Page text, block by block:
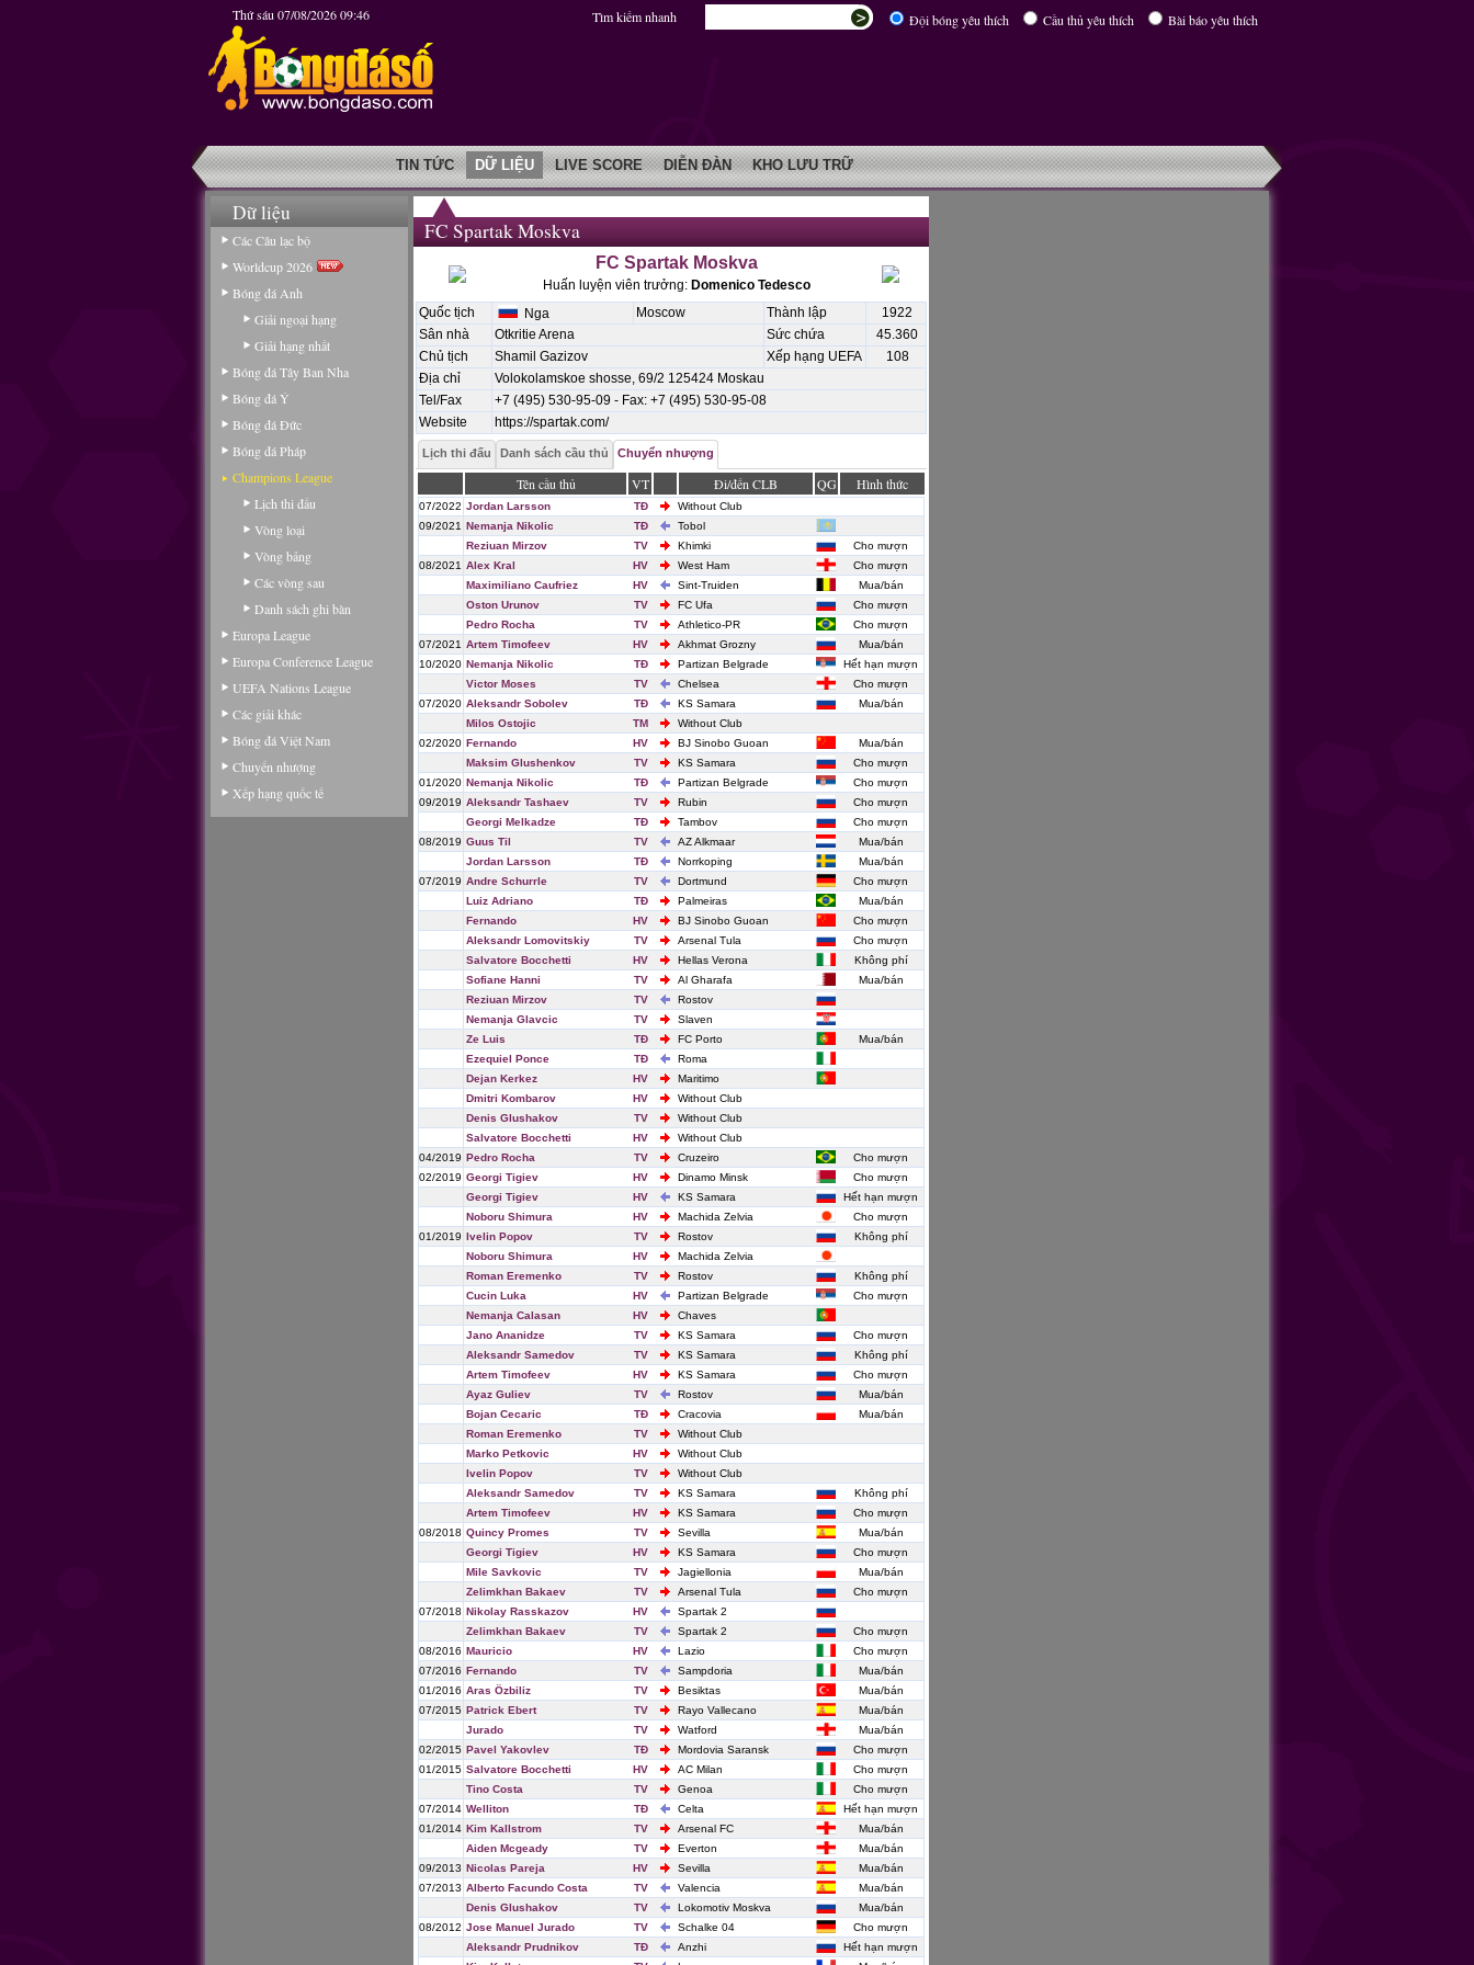
Thứ sáu 07/08/2026 09:46 Đội bóng yêu thích Cầu thủ yêu thích Bài báo yêu thích
Tìm kiếm nhanh
TIN TỨC DỮ LIỆU LIVE SCORE DIỄN ĐÀN KHO LƯU TRỮ
Dữ liệu
Các Câu lạc bộ
Worldcup 2026
Bóng đá Anh
Giải ngoại hạng
Giải hạng nhất
Bóng đá Tây Ban Nha
Bóng đá Ý
Bóng đá Đức
Bóng đá Pháp
Champions League
Lịch thi đấu
Vòng loại
Vòng bảng
Các vòng sau
Danh sách ghi bàn
Europa League
Europa Conference League
UEFA Nations League
Các giải khác
Bóng đá Việt Nam
Chuyển nhượng
Xếp hạng quốc tế
FC Spartak Moskva
FC Spartak Moskva
Huấn luyện viên trưởng: Domenico Tedesco
Quốc tịch
Nga Moscow Thành lập
1922
Sân nhà
Otkritie Arena Sức chứa
45.360
Chủ tịch
Shamil Gazizov Xếp hạng UEFA
108
Địa chỉ
Volokolamskoe shosse, 69/2 125424 Moskau
Tel/Fax
+7 (495) 530-95-09 - Fax: +7 (495) 530-95-08
Website
https://spartak.com/
Lịch thi đấu Danh sách cầu thủ Chuyển nhượng
Tên cầu thủ VT Đi/đến CLB QG Hình thức
07/2022 Jordan Larsson TĐ
Without Club
09/2021 Nemanja Nikolic TĐ
Tobol
Reziuan Mirzov
TV Khimki
Cho mượn
08/2021 Alex Kral HV West Ham
Cho mượn
Maximiliano Caufriez
HV Sint-Truiden
Mua/bán
Oston Urunov
TV FC Ufa
Cho mượn
Pedro Rocha
TV Athletico-PR
Cho mượn
07/2021 Artem Timofeev HV Akhmat Grozny
Mua/bán
10/2020 Nemanja Nikolic TĐ Partizan Belgrade
Hết hạn mượn
Victor Moses
TV Chelsea
Cho mượn
07/2020 Aleksandr Sobolev TĐ KS Samara
Mua/bán
Milos Ostojic
TM
Without Club
02/2020 Fernando HV BJ Sinobo Guoan
Mua/bán
Maksim Glushenkov
TV KS Samara
Cho mượn
01/2020 Nemanja Nikolic TĐ Partizan Belgrade
Cho mượn
09/2019 Aleksandr Tashaev TV Rubin
Cho mượn
Georgi Melkadze
TĐ Tambov
Cho mượn
08/2019 Guus Til TV AZ Alkmaar
Mua/bán
Jordan Larsson
TĐ Norrkoping
Mua/bán
07/2019 Andre Schurrle TV Dortmund
Cho mượn
Luiz Adriano
TĐ Palmeiras
Mua/bán
Fernando
HV BJ Sinobo Guoan
Cho mượn
Aleksandr Lomovitskiy
TV Arsenal Tula
Cho mượn
Salvatore Bocchetti
HV Hellas Verona
Không phí
Sofiane Hanni
TV Al Gharafa
Mua/bán
Reziuan Mirzov
TV
Rostov
Nemanja Glavcic
TV
Slaven
Ze Luis
TĐ FC Porto
Mua/bán
Ezequiel Ponce
TĐ
Roma
Dejan Kerkez
HV
Maritimo
Dmitri Kombarov
HV
Without Club
Denis Glushakov
TV
Without Club
Salvatore Bocchetti
HV
Without Club
04/2019 Pedro Rocha TV Cruzeiro
Cho mượn
02/2019 Georgi Tigiev HV Dinamo Minsk
Cho mượn
Georgi Tigiev
HV KS Samara
Hết hạn mượn
Noboru Shimura
HV Machida Zelvia
Cho mượn
01/2019 Ivelin Popov TV Rostov
Không phí
Noboru Shimura
HV
Machida Zelvia
Roman Eremenko
TV Rostov
Không phí
Cucin Luka
HV Partizan Belgrade
Cho mượn
Nemanja Calasan
HV
Chaves
Jano Ananidze
TV KS Samara
Cho mượn
Aleksandr Samedov
TV KS Samara
Không phí
Artem Timofeev
HV KS Samara
Cho mượn
Ayaz Guliev
TV Rostov
Mua/bán
Bojan Cecaric
TĐ Cracovia
Mua/bán
Roman Eremenko
TV
Without Club
Marko Petkovic
HV
Without Club
Ivelin Popov
TV
Without Club
Aleksandr Samedov
TV KS Samara
Không phí
Artem Timofeev
HV KS Samara
Cho mượn
08/2018 Quincy Promes TV Sevilla
Mua/bán
Georgi Tigiev
HV KS Samara
Cho mượn
Mile Savkovic
TV Jagiellonia
Mua/bán
Zelimkhan Bakaev
TV Arsenal Tula
Cho mượn
07/2018 Nikolay Rasskazov HV
Spartak 2
Zelimkhan Bakaev
TV Spartak 2
Cho mượn
08/2016 Mauricio HV Lazio
Cho mượn
07/2016 Fernando TV Sampdoria
Mua/bán
01/2016 Aras Özbiliz TV Besiktas
Mua/bán
07/2015 Patrick Ebert TV Rayo Vallecano
Mua/bán
Jurado
TV Watford
Mua/bán
02/2015 Pavel Yakovlev TĐ Mordovia Saransk
Cho mượn
01/2015 Salvatore Bocchetti HV AC Milan
Cho mượn
Tino Costa
TV Genoa
Cho mượn
07/2014 Welliton TĐ Celta
Hết hạn mượn
01/2014 Kim Kallstrom TV Arsenal FC
Mua/bán
Aiden Mcgeady
TV Everton
Mua/bán
09/2013 Nicolas Pareja HV Sevilla
Mua/bán
07/2013 Alberto Facundo Costa TV Valencia
Mua/bán
Denis Glushakov
TV Lokomotiv Moskva
Mua/bán
08/2012 Jose Manuel Jurado TV Schalke 04
Cho mượn
Aleksandr Prudnikov
TĐ Anzhi
Hết hạn mượn